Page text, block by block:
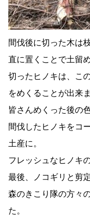
間伐後に切った木は
直に置くことで土留
切ったヒノキは、こ
をめくることが出来
皆さんめくった後の
間伐したヒノキをコ
土産に。
フレッシュなヒノキ
最後、ノコギリと剪
森のきこり隊の方々
た。